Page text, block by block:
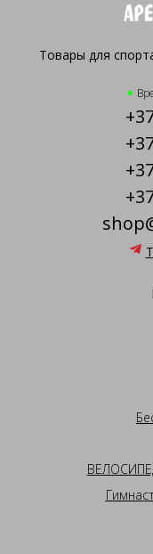
Товары для